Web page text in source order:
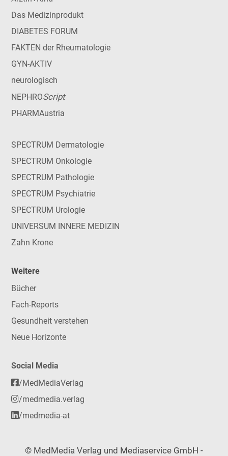
Das Medizinprodukt
DIABETES FORUM
FAKTEN der Rheumatologie
GYN-AKTIV
neurologisch
NEPHROScript
PHARMAustria
SPECTRUM Dermatologie
SPECTRUM Onkologie
SPECTRUM Pathologie
SPECTRUM Psychiatrie
SPECTRUM Urologie
UNIVERSUM INNERE MEDIZIN
Zahn Krone
Weitere
Bücher
Fach-Reports
Gesundheit verstehen
Neue Horizonte
Social Media
/MedMediaVerlag
/medmedia.verlag
/medmedia-at
© MedMedia Verlag und Mediaservice GmbH -